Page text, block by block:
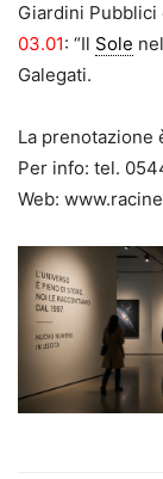
Giardini
03.01: “Il Sole
Galegati.
La prenotazione
Per info: tel.
Web: